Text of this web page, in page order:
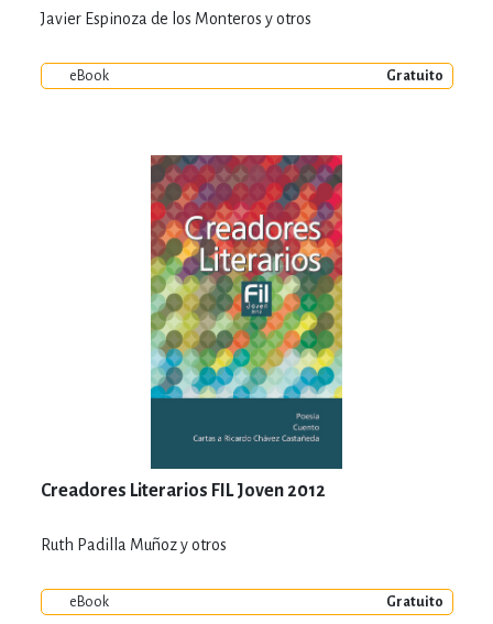
Javier Espinoza de los Monteros y otros
eBook Gratuito
Creadores Literarios FIL Joven 2012
Ruth Padilla Muñoz y otros
eBook Gratuito